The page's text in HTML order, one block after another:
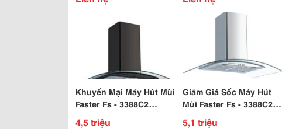
Khuyến Mại Máy Hút Mùi
Faster Fs - 3388C2
Black-70Cm Tại Bêp68
4,5 triệu
Giảm Giá Sốc Máy Hút
Mùi Faster Fs - 3388C2-
90 Tại Bêp68
5,1 triệu